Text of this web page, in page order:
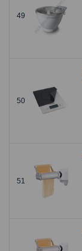
49
50
51